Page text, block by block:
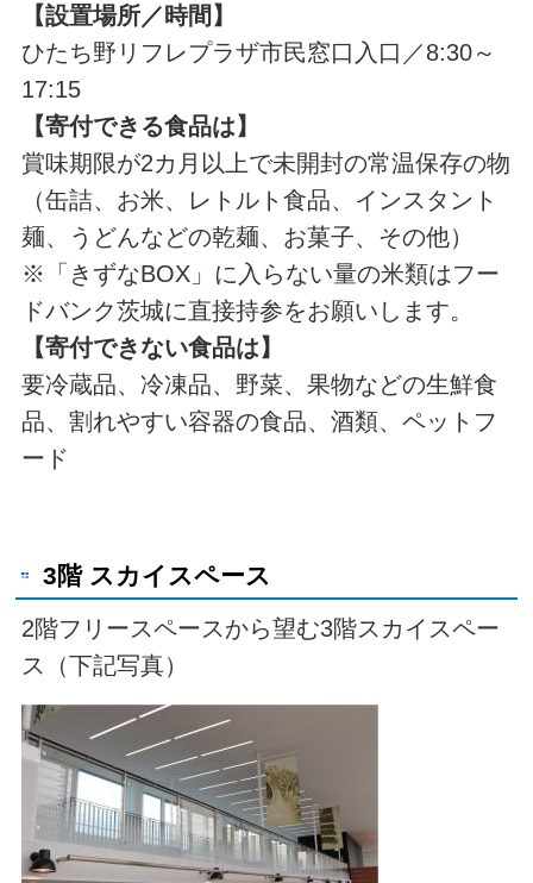
【設置場所／時間】
ひたち野リフレプラザ市民窓口入口／8:30～
17:15
【寄付できる食品は】
賞味期限が2カ月以上で未開封の常温保存の物
（缶詰、お米、レトルト食品、インスタント
麺、うどんなどの乾麺、お菓子、その他）
※「きずなBOX」に入らない量の米類はフー
ドバンク茨城に直接持参をお願いします。
【寄付できない食品は】
要冷蔵品、冷凍品、野菜、果物などの生鮮食
品、割れやすい容器の食品、酒類、ペットフ
ード
3階 スカイスペース
2階フリースペースから望む3階スカイスペー
ス（下記写真）